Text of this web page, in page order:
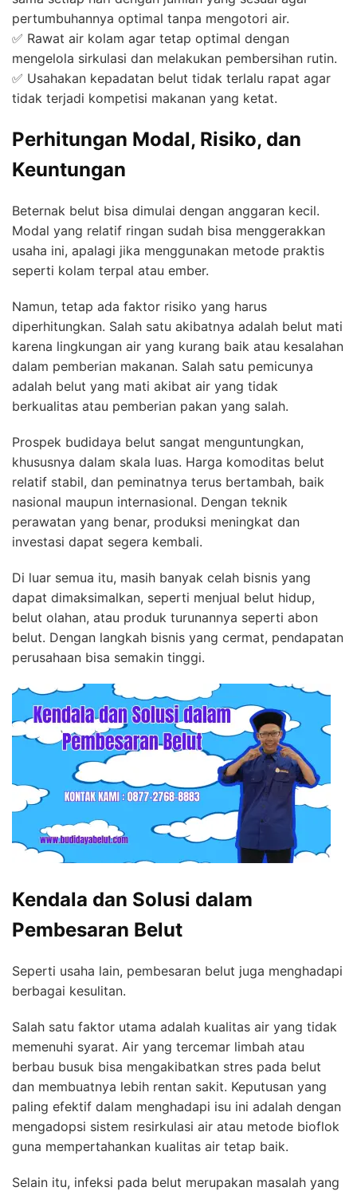
pertumbuhannya optimal tanpa mengotori air.
✅ Rawat air kolam agar tetap optimal dengan
mengelola sirkulasi dan melakukan pembersihan rutin.
✅ Usahakan kepadatan belut tidak terlalu rapat agar
tidak terjadi kompetisi makanan yang ketat.
Perhitungan Modal, Risiko, dan
Keuntungan
Beternak belut bisa dimulai dengan anggaran kecil.
Modal yang relatif ringan sudah bisa menggerakkan
usaha ini, apalagi jika menggunakan metode praktis
seperti kolam terpal atau ember.
Namun, tetap ada faktor risiko yang harus
diperhitungkan. Salah satu akibatnya adalah belut mati
karena lingkungan air yang kurang baik atau kesalahan
dalam pemberian makanan. Salah satu pemicunya
adalah belut yang mati akibat air yang tidak
berkualitas atau pemberian pakan yang salah.
Prospek budidaya belut sangat menguntungkan,
khususnya dalam skala luas. Harga komoditas belut
relatif stabil, dan peminatnya terus bertambah, baik
nasional maupun internasional. Dengan teknik
perawatan yang benar, produksi meningkat dan
investasi dapat segera kembali.
Di luar semua itu, masih banyak celah bisnis yang
dapat dimaksimalkan, seperti menjual belut hidup,
belut olahan, atau produk turunannya seperti abon
belut. Dengan langkah bisnis yang cermat, pendapatan
perusahaan bisa semakin tinggi.
Kendala dan Solusi dalam
Pembesaran Belut
Seperti usaha lain, pembesaran belut juga menghadapi
berbagai kesulitan.
Salah satu faktor utama adalah kualitas air yang tidak
memenuhi syarat. Air yang tercemar limbah atau
berbau busuk bisa mengakibatkan stres pada belut
dan membuatnya lebih rentan sakit. Keputusan yang
paling efektif dalam menghadapi isu ini adalah dengan
mengadopsi sistem resirkulasi air atau metode bioflok
guna mempertahankan kualitas air tetap baik.
Selain itu, infeksi pada belut merupakan masalah yang